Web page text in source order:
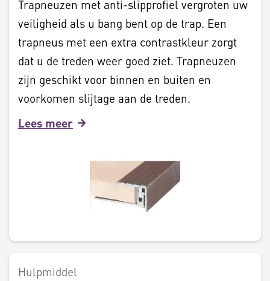
Trapneuzen met anti-slipprofiel vergroten uw
veiligheid als u bang bent op de trap. Een
trapneus met een extra contrastkleur zorgt
dat u de treden weer goed ziet. Trapneuzen
zijn geschikt voor binnen en buiten en
voorkomen slijtage aan de treden.
Lees meer
Hulpmiddel